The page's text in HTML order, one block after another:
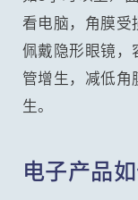
看电脑，角膜受
佩戴隐形眼镜，
管增生，减低
生。
电子产品